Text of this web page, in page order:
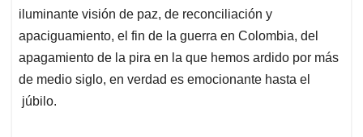
iluminante visión de paz, de reconciliación y
apaciguamiento, el fin de la guerra en Colombia, del
apagamiento de la pira en la que hemos ardido por más
de medio siglo, en verdad es emocionante hasta el
júbilo.